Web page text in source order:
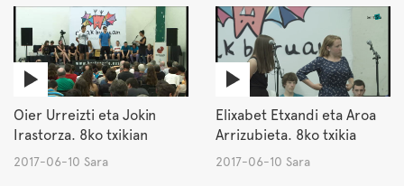
Oier Urreizti eta Jokin
Irastorza. 8ko txikian
2017-06-10 Sara
Elixabet Etxandi eta Aroa
Arrizubieta. 8ko txikia
2017-06-10 Sara